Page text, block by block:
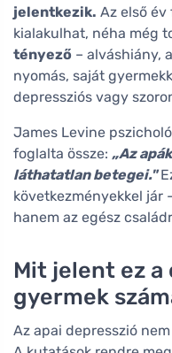
jelentkezik. Az első
kialakulhat, néha még
tényező – alváshiány,
nyomás, saját
depressziós vagy
James Levine
foglalta össze: „Az
láthatatlan betegei."
következményekkel jár
hanem az egész
Mit jelent ez a
gyermek
Az apai depresszió